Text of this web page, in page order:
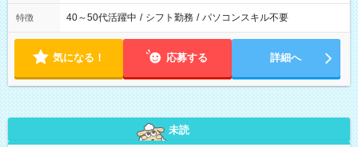
特徴 40～50代活躍中 / シフト勤務 / パソコンスキル不要
気になる！ 応募する 詳細へ
未読